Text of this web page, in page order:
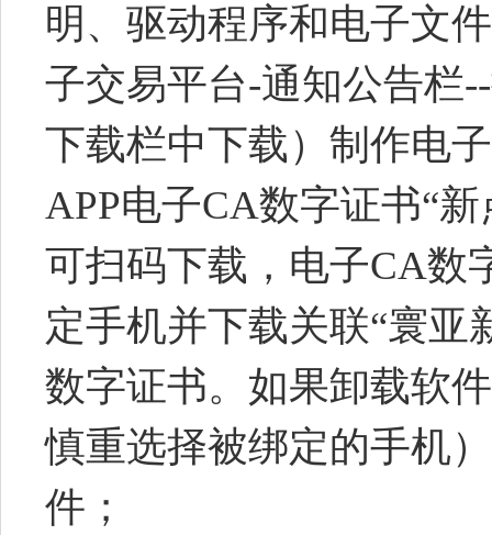
明、驱动程序和电子文
子交易平台-通知公告栏--
下载栏中下载）制作电
APP电子CA数字证书“
可扫码下载，电子CA数
定手机并下载关联“寰亚
数字证书。如果卸载软
慎重选择被绑定的手机
件；